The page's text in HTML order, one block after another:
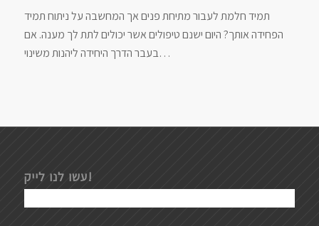
תמיד חלמת לעבור מתיחת פנים אך המחשבה על ניתוח תמיד
הפחידה אותך? היום ישנם טיפולים אשר יכולים לתת לך מענה. אם
בעבר הדרך היחידה ליהנות משינוי…
עשו לנו לייק!